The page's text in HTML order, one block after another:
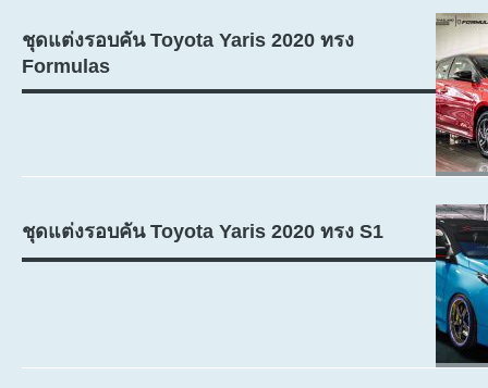
ชุดแต่งรอบคัน Toyota Yaris 2020 ทรง
Formulas
ชุดแต่งรอบคัน Toyota Yaris 2020 ทรง S1